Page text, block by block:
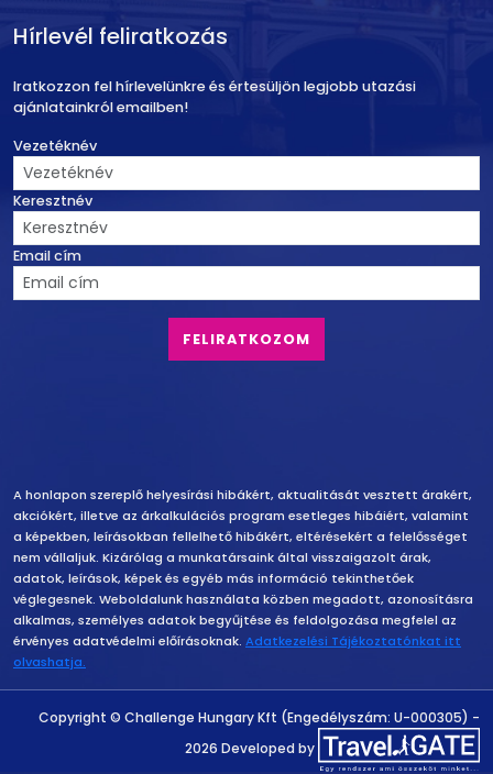
Hírlevél feliratkozás
Iratkozzon fel hírlevelünkre és értesüljön legjobb utazási
ajánlatainkról emailben!
Vezetéknév
Keresztnév
Email cím
Felelősség vállalás
A honlapon szereplő helyesírási hibákért, aktualitását vesztett árakért,
akciókért, illetve az árkalkulációs program esetleges hibáiért, valamint
a képekben, leírásokban fellelhető hibákért, eltérésekért a felelősséget
nem vállaljuk. Kizárólag a munkatársaink által visszaigazolt árak,
adatok, leírások, képek és egyéb más információ tekinthetőek
véglegesnek. Weboldalunk használata közben megadott, azonosításra
alkalmas, személyes adatok begyűjtése és feldolgozása megfelel az
érvényes adatvédelmi előírásoknak. Adatkezelési Tájékoztatónkat itt
olvashatja.
Copyright
Copyright © Challenge Hungary Kft (Engedélyszám: U-000305) -
2026 Developed by